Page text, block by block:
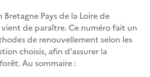
Bretagne Pays de la Loire de
de paraître. Ce numéro fait un
de renouvellement selon les
choisis, afin d'assurer la
Au sommaire :